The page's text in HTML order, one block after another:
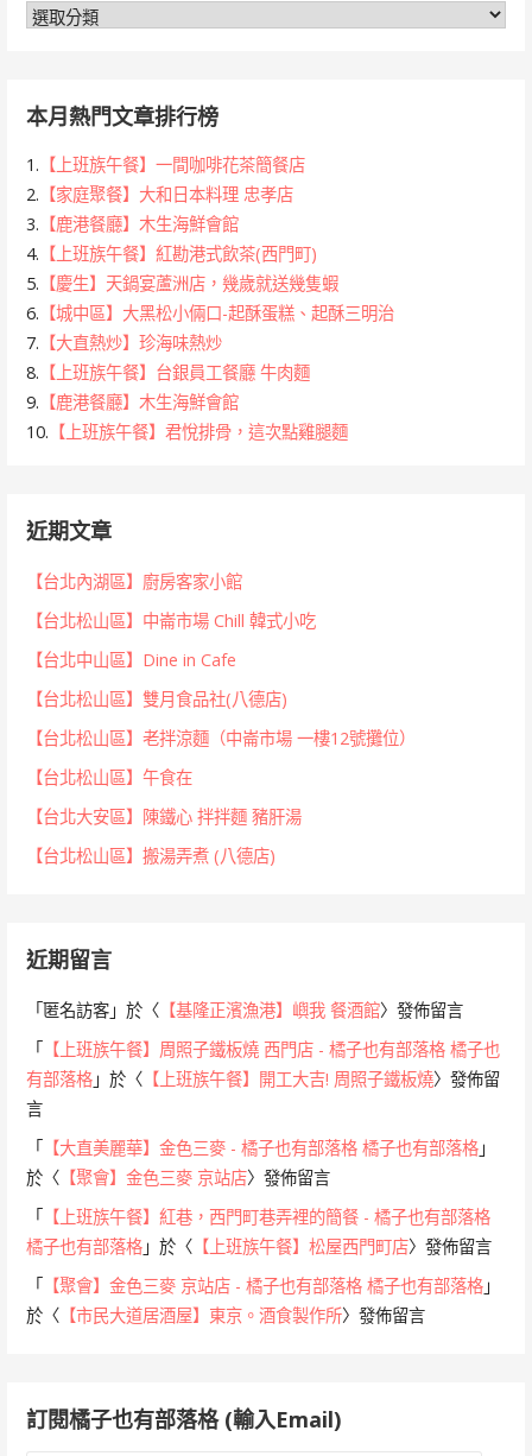
分
本月熱門文章排行榜
1. 【上班族午餐】一間咖啡花茶簡餐店
2. 【家庭聚餐】大和日本料理 忠孝店
3. 【鹿港餐廳】木生海鮮會館
4. 【上班族午餐】紅勘港式飲茶(西門町)
5. 【慶生】天鍋宴蘆洲店，幾歲就送幾隻蝦
6. 【城中區】大黑松小倆口-起酥蛋糕、起酥三明治
7. 【大直熱炒】珍海味熱炒
8. 【上班族午餐】台銀員工餐廳 牛肉麵
9. 【鹿港餐廳】木生海鮮會館
10. 【上班族午餐】君悅排骨，這次點雞腿麵
近期文章
【台北內湖區】廚房客家小館
【台北松山區】中崙市場 Chill 韓式小吃
【台北中山區】Dine in Cafe
【台北松山區】雙月食品社(八德店)
【台北松山區】老拌涼麵（中崙市場 一樓12號攤位）
【台北松山區】午食在
【台北大安區】陳鐵心 拌拌麵 豬肝湯
【台北松山區】搬湯弄煮 (八德店)
近期留言
「匿名訪客 」於〈 【基隆正濱漁港】嶼我 餐酒館〉發佈留言
「 【上班族午餐】周照子鐵板燒 西門店 - 橘子也有部落格 橘子也
有部落格 」於〈 【上班族午餐】開工大吉! 周照子鐵板燒〉發佈留
言
「 【大直美麗華】金色三麥 - 橘子也有部落格 橘子也有部落格 」
於〈 【聚會】金色三麥 京站店〉發佈留言
「 【上班族午餐】紅巷，西門町巷弄裡的簡餐 - 橘子也有部落格
橘子也有部落格 」於〈 【上班族午餐】松屋西門町店〉發佈留言
「 【聚會】金色三麥 京站店 - 橘子也有部落格 橘子也有部落格 」
於〈 【市民大道居酒屋】東京。酒食製作所〉發佈留言
訂閱橘子也有部落格 (輸入Email)